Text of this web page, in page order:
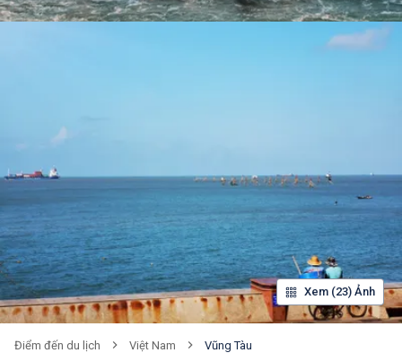
Xem (23) Ảnh
Điểm đến du lịch Việt Nam Vũng Tàu